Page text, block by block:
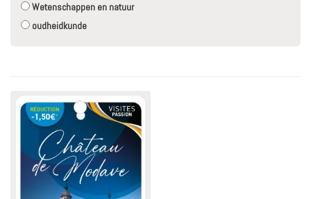
Wetenschappen en natuur
oudheidkunde